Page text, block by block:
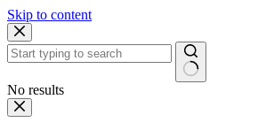
Skip to content
No results